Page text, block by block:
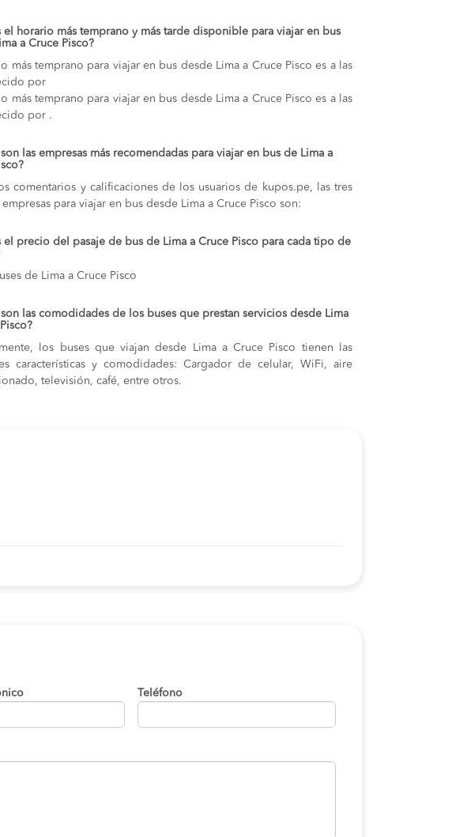
el horario más temprano y más tarde disponible para viajar en bus
a Cruce Pisco?
más temprano para viajar en bus desde Lima a Cruce Pisco es a las
por
más temprano para viajar en bus desde Lima a Cruce Pisco es a las
por .
son las empresas más recomendadas para viajar en bus de Lima a
comentarios y calificaciones de los usuarios de kupos.pe, las tres
para viajar en bus desde Lima a Cruce Pisco son:
el precio del pasaje de bus de Lima a Cruce Pisco para cada tipo de
de Lima a Cruce Pisco
son las comodidades de los buses que prestan servicios desde Lima
los buses que viajan desde Lima a Cruce Pisco tienen las
características y comodidades: Cargador de celular, WiFi, aire
televisión, café, entre otros.
Teléfono